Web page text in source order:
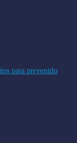
para prevenirlo